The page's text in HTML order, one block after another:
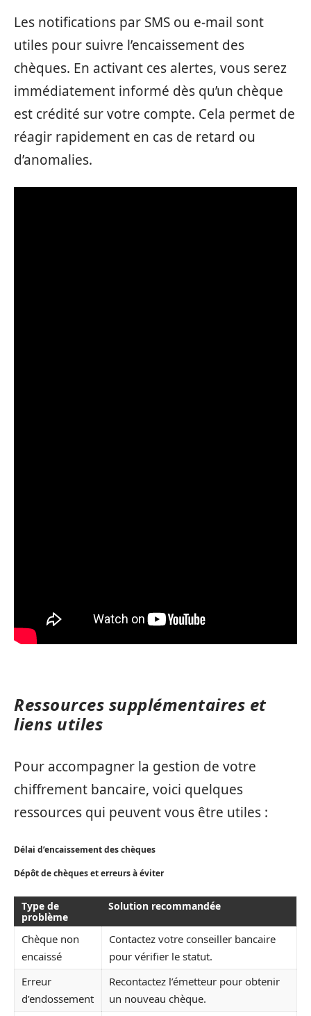
Les notifications par SMS ou e-mail sont
utiles pour suivre l’encaissement des
chèques. En activant ces alertes, vous serez
immédiatement informé dès qu’un chèque
est crédité sur votre compte. Cela permet de
réagir rapidement en cas de retard ou
d’anomalies.
Ressources supplémentaires et
liens utiles
Pour accompagner la gestion de votre
chiffrement bancaire, voici quelques
ressources qui peuvent vous être utiles :
Délai d’encaissement des chèques
Dépôt de chèques et erreurs à éviter
Type de
problème
Solution recommandée
Chèque non
encaissé
Contactez votre conseiller bancaire
pour vérifier le statut.
Erreur
d’endossement
Recontactez l’émetteur pour obtenir
un nouveau chèque.